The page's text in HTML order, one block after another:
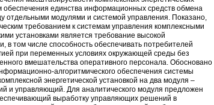
обеспечения единства информационных средств обмена
отдельными модулями и системой управления. Показано,
требованием к системам управления комплексными
установками является требование высокой
в том числе способность обеспечивать потребителей
при переменных условиях окружающей среды без
вмешательства оперативного персонала. Обосновано
алгоритмического обеспечения системы
энергетической установкой на два модуля –
и управляющий. Для аналитического модуля предложен
выработку управляющих решений в